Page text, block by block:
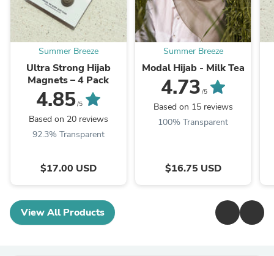
Summer Breeze
Ultra Strong Hijab
Magnets – 4 Pack
4.85/5
Based on 20 reviews
92.3% Transparent
$17.00 USD
Summer Breeze
Modal Hijab - Milk Tea
4.73 /5
Based on 15 reviews
100% Transparent
$16.75 USD
View All Products